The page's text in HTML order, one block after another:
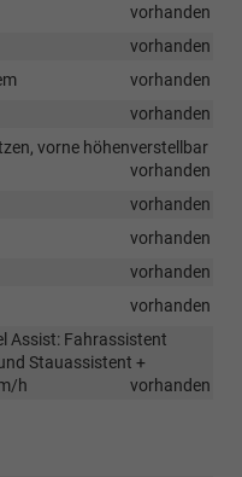
vorhanden
vorhanden
vorhanden
vorhanden
vorne höhenverstellbar
vorhanden
vorhanden
vorhanden
vorhanden
vorhanden
Assist: Fahrassistent
Stauassistent +
h
vorhanden